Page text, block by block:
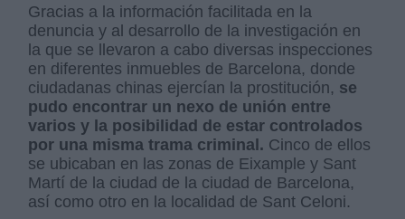
Gracias a la información facilitada en la
denuncia y al desarrollo de la investigación en
la que se llevaron a cabo diversas inspecciones
en diferentes inmuebles de Barcelona, donde
ciudadanas chinas ejercían la prostitución, se
pudo encontrar un nexo de unión entre
varios y la posibilidad de estar controlados
por una misma trama criminal. Cinco de ellos
se ubicaban en las zonas de Eixample y Sant
Martí de la ciudad de la ciudad de Barcelona,
así como otro en la localidad de Sant Celoni.